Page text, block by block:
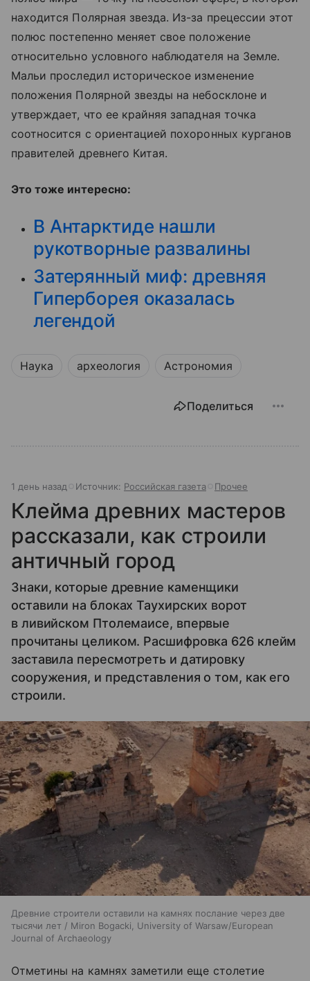
находится Полярная звезда. Из-за прецессии этот
полюс постепенно меняет свое положение
относительно условного наблюдателя на Земле.
Мальи проследил историческое изменение
положения Полярной звезды на небосклоне и
утверждает, что ее крайняя западная точка
соотносится с ориентацией похоронных курганов
правителей древнего Китая.
Это тоже интересно:
В Антарктиде нашли
рукотворные развалины
Затерянный миф: древняя
Гиперборея оказалась
легендой
Наука археология Астрономия
Поделиться
1 день назад Источник: Российская газета Прочее
Клейма древних мастеров
рассказали, как строили
античный город
Знаки, которые древние каменщики
оставили на блоках Таухирских ворот
в ливийском Птолемаисе, впервые
прочитаны целиком. Расшифровка 626 клейм
заставила пересмотреть и датировку
сооружения, и представления о том, как его
строили.
Древние строители оставили на камнях послание через две
тысячи лет / Miron Bogacki, University of Warsaw/European
Journal of Archaeology
Отметины на камнях заметили еще столетие